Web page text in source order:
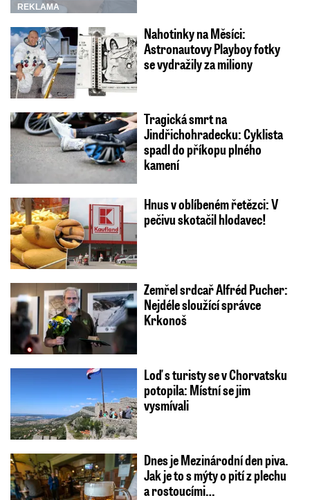
REKLAMA
Nahotinky na Měsíci:
Astronautovy Playboy fotky
se vydražily za miliony
Tragická smrt na
Jindřichohradecku: Cyklista
spadl do příkopu plného
kamení
Hnus v oblíbeném řetězci: V
pečivu skotačil hlodavec!
Zemřel srdcař Alfréd Pucher:
Nejdéle sloužící správce
Krkonoš
Loď s turisty se v Chorvatsku
potopila: Místní se jim
vysmívali
Dnes je Mezinárodní den piva.
Jak je to s mýty o pití z plechu
a rostoucími…